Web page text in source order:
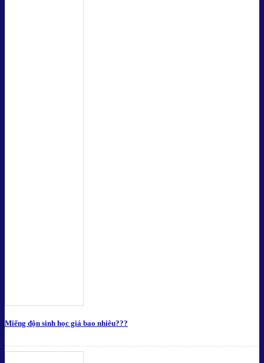
Miếng độn sinh học giá bao nhiêu???